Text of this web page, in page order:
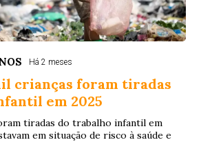
Há 2 meses
crianças foram tiradas
em 2025
tiradas do trabalho infantil em
em situação de risco à saúde e